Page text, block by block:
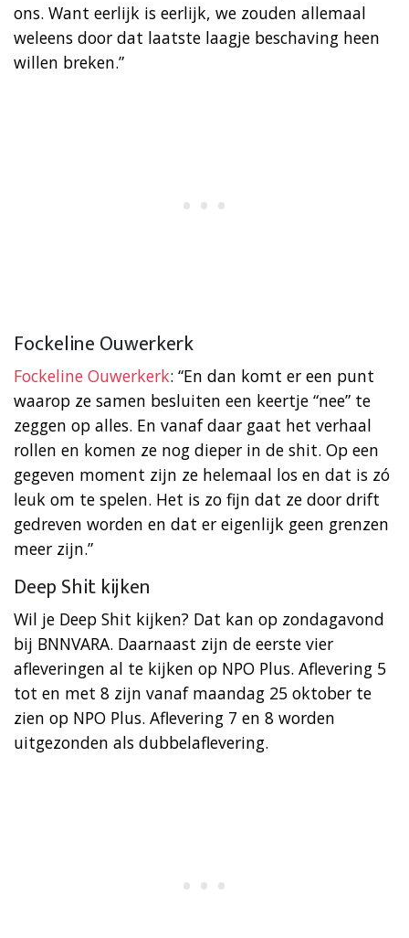
ons. Want eerlijk is eerlijk, we zouden allemaal
weleens door dat laatste laagje beschaving heen
willen breken.”
Fockeline Ouwerkerk
Fockeline Ouwerkerk: “En dan komt er een punt
waarop ze samen besluiten een keertje “nee” te
zeggen op alles. En vanaf daar gaat het verhaal
rollen en komen ze nog dieper in de shit. Op een
gegeven moment zijn ze helemaal los en dat is zó
leuk om te spelen. Het is zo fijn dat ze door drift
gedreven worden en dat er eigenlijk geen grenzen
meer zijn.”
Deep Shit kijken
Wil je Deep Shit kijken? Dat kan op zondagavond
bij BNNVARA. Daarnaast zijn de eerste vier
afleveringen al te kijken op NPO Plus. Aflevering 5
tot en met 8 zijn vanaf maandag 25 oktober te
zien op NPO Plus. Aflevering 7 en 8 worden
uitgezonden als dubbelaflevering.